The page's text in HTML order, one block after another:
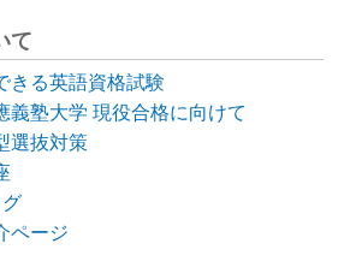
て
きる英語資格試験
義塾大学現役合格に向けて
選抜対策
ページ